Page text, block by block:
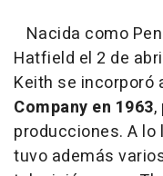
Nacida como
Hatfield el 2 de
Keith se incorporó
Company en 1963,
producciones. A
tuvo además